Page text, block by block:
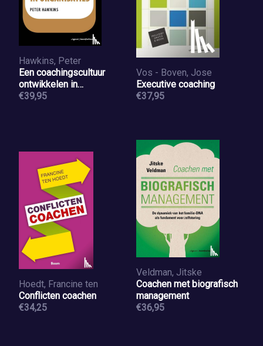
Hawkins, Peter
Een coachingscultuur
ontwikkelen in
organisaties
€39,95
Vos - Boven, Jose
Executive coaching
€37,95
Hoedt, Francine ten
Conflicten coachen
€34,25
Veldman, Jitske
Coachen met biografisch
management
€36,95